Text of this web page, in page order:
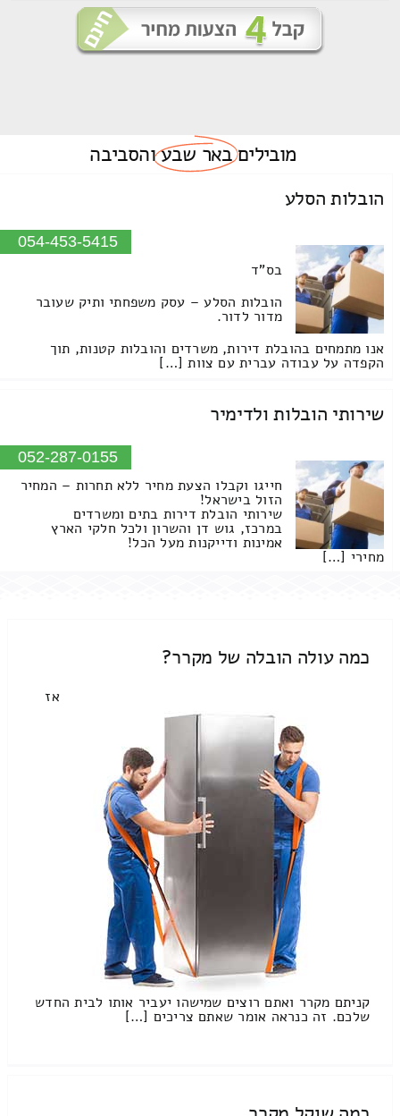
מוביליםבאר שבעוהסביבה
הובלות הסלע
054-453-5415
בס"ד
הובלות הסלע – עסק משפחתי ותיק שעובר
מדור לדור.
אנו מתמחים בהובלת דירות, משרדים והובלות קטנות, תוך
הקפדה על עבודה עברית עם צוות […]
שירותי הובלות ולדימיר
052-287-0155
חייגו וקבלו הצעת מחיר ללא תחרות – המחיר
הזול בישראל!
שירותי הובלת דירות בתים ומשרדים
במרכז, גוש דן והשרון ולכל חלקי הארץ
אמינות ודייקנות מעל הכל!
מחירי […]
כמה עולה הובלה של מקרר?
אז
קניתם מקרר ואתם רוצים שמישהו יעביר אותו לבית החדש
שלכם. זה כנראה אומר שאתם צריכים […]